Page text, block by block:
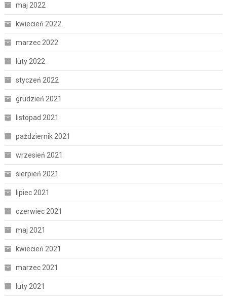
maj 2022
kwiecień 2022
marzec 2022
luty 2022
styczeń 2022
grudzień 2021
listopad 2021
październik 2021
wrzesień 2021
sierpień 2021
lipiec 2021
czerwiec 2021
maj 2021
kwiecień 2021
marzec 2021
luty 2021